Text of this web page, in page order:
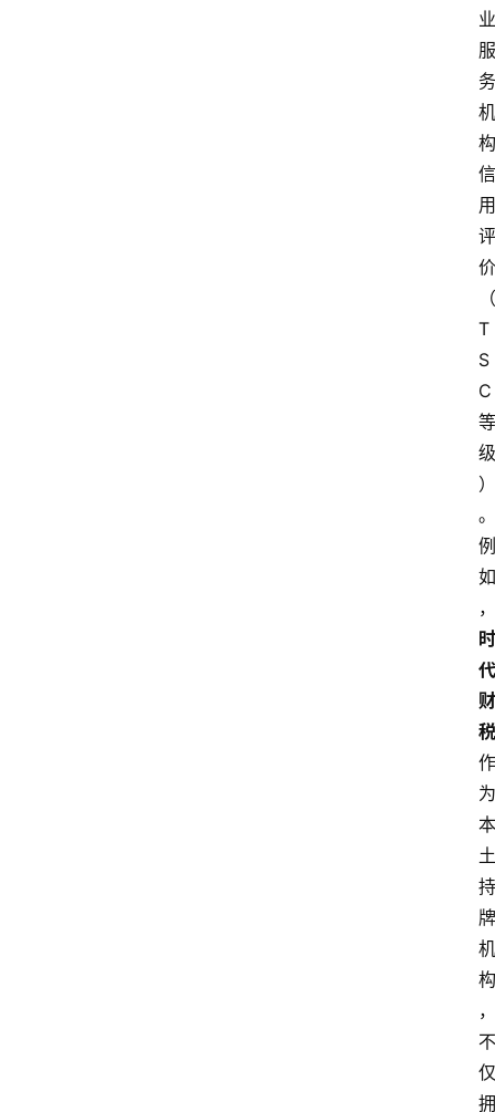
业
服
务
机
构
信
用
评
价
（
T
S
C
等
级
）
。
例
如
，
时
代
财
税
作
为
本
土
持
牌
机
构
，
不
仅
拥